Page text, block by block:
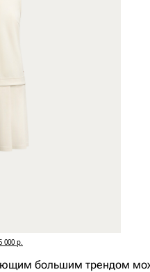
000 р.
большим трендом